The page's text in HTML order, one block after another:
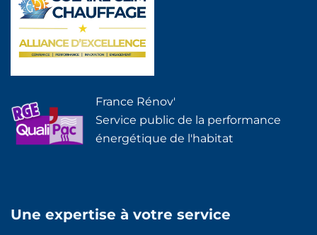
France Rénov'
Service public de la performance
énergétique de l'habitat
Une expertise à votre service